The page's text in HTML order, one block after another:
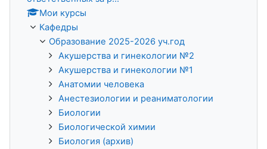
Мои курсы
Кафедры
Образование 2025-2026 уч.год
Акушерства и гинекологии №2
Акушерства и гинекологии №1
Анатомии человека
Анестезиологии и реаниматологии
Биологии
Биологической химии
Биология (архив)